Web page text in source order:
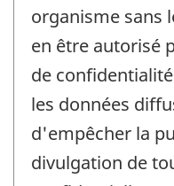
organisme sans
en être autorisé
de
les données
d'empêcher la
divulgation de